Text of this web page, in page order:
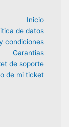
Inicio
de datos
condiciones
Garantias
de soporte
de mi ticket